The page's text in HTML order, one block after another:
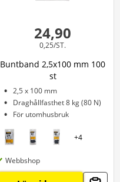
24,90
0,25/ST.
Buntband 2,5x100 mm 100
st
2,5 x 100 mm
Draghållfasthet 8 kg (80 N)
För utomhusbruk
+4
Webbshop